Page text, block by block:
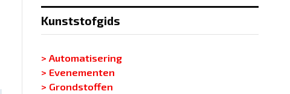
Kunststofgids
> Automatisering
> Evenementen
> Grondstoffen